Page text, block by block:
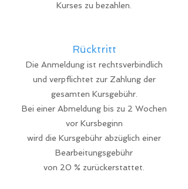
Kurses zu bezahlen.
Rücktritt
Die Anmeldung ist rechtsverbindlich
und verpflichtet zur Zahlung der
gesamten Kursgebühr.
Bei einer Abmeldung bis zu 2 Wochen
vor Kursbeginn
wird die Kursgebühr abzüglich einer
Bearbeitungsgebühr
von 20 % zurückerstattet.